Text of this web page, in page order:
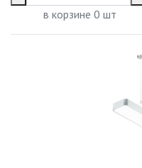
в корзине 0 шт